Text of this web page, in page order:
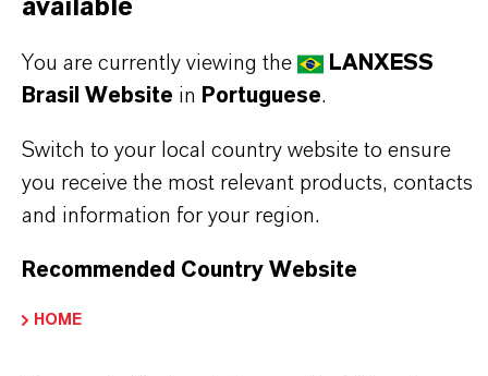
available
You are currently viewing the
LANXESS
Brasil Website in Portuguese.
Switch to your local country website to ensure
you receive the most relevant products, contacts
and information for your region.
Recommended Country Website
HOME